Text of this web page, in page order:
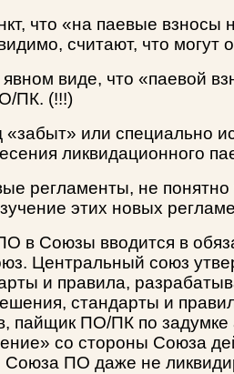
что «на паевые
считают, что могут
виде, что «паевой
ПК. (!!!)
или специально
ликвидационного
регламенты, не
этих новых
в Союзы вводится в
Центральный союз
и правила,
стандарты и
пайщик ПО/ПК по задумке
со стороны Союза
Союза ПО даже не